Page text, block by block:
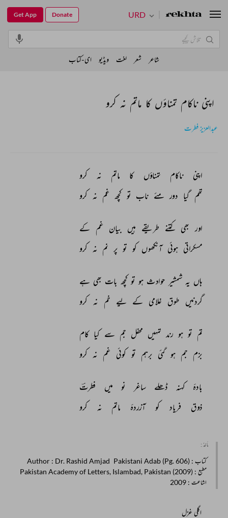
اپنی ناکام تمناؤں کا ماتم نہ کرو
عبدالعزیز فطرت
اپنی ناکام تمناؤں کا ماتم نہ
کرو
تھم گیا دور مئے ناب تو کچھ غم نہ کرو
اور بھی کتنے طریقے ہیں بیان غم کے
مسکراتی ہوئی آنکھوں کو تو پر نم نہ کرو
ہاں یہ شمشیر حوادث ہو تو کچھ بات بھی ہے
گردنیں طوق غلامی کے لیے خم نہ کرو
تم تو ہو رند تمہیں محفل جم سے کیا کام
بزم جم ہو گئی برہم تو کوئی غم نہ کرو
بادۂ کہنہ ڈھلے ساغر نو میں
فطرتؔ
ذوق
فریاد کو آزردۂ ماتم نہ کرو
مأخذ :
کتاب : Pakistani Adab (Pg. 606)
Author : Dr. Rashid Amjad
مطبع : Pakistan Academy of Letters, Islambad, Pakistan (2009)
اشاعت : 2009
اگلی غزل
URD
Get App Donate
شاعر شعر لغت ویڈیو ای-کتاب